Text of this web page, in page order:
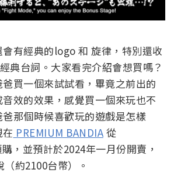
有經典的logo 和 旋律，特別還收
典台詞。大家看完介紹會想買嗎？
買一個來試試看，畢竟之前出的
效的效果，感覺買一個來玩也不
那個時候喜歡玩的遊戲是怎樣
PREMIUM BANDIA 從
，並預計於2024年一月份開賣，
約2100台幣）。